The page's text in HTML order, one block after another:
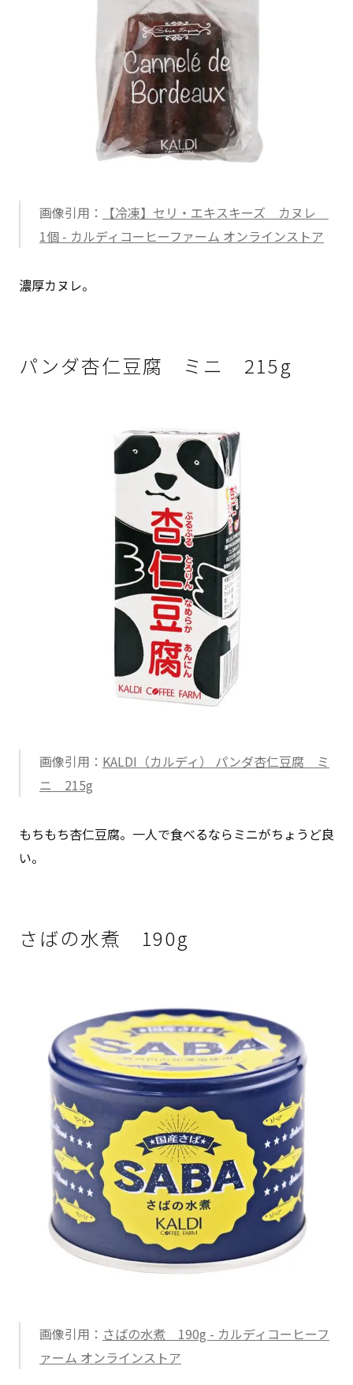
画像引用：
【冷凍】セリ・エキスキーズ カヌレ
1個 - カルディコーヒーファーム オンラインストア
濃厚カヌレ。
パンダ杏仁豆腐 ミニ 215g
画像引用： KALDI（カルディ） パンダ杏仁豆腐 ミ
ニ 215g
もちもち杏仁豆腐。一人で食べるならミニがちょうど良
い。
さばの水煮 190g
画像引用： さばの水煮 190g - カルディコーヒーフ
ァーム オンラインストア